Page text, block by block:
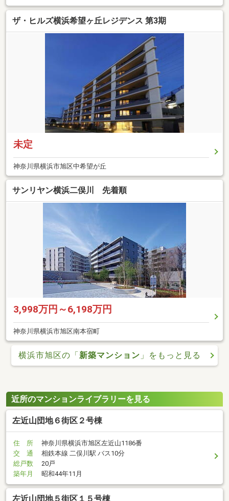
ザ・ヒルズ横浜希望ヶ丘レジデンス 第3期
未定
神奈川県横浜市旭区中希望が丘
サンリヤン横浜二俣川 先着順
3,998万円～6,198万円
神奈川県横浜市旭区南本宿町
横浜市旭区の「新築マンション 」をもっと見る
近所のマンションライブラリーを見る
左近山団地６街区２号棟
住 所
神奈川県横浜市旭区左近山1186番
交 通
相鉄本線 二俣川駅 バス10分
総戸数
20戸
築年月
昭和44年11月
左近山団地５街区１５号棟